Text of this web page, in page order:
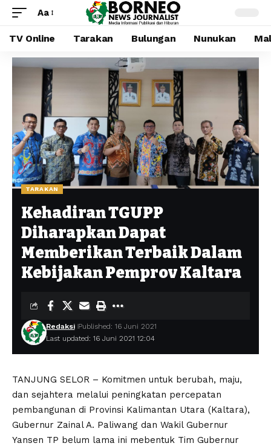
Aa
TV Online Tarakan Bulungan Nunukan
TARAKAN
Kehadiran TGUPP
Diharapkan Dapat
Memberikan Terbaik Dalam
Kebijakan Pemprov Kaltara
Last updated: 16 Juni 2021 12:04
Redaksi Published: 16 Juni 2021
TANJUNG SELOR – Komitmen untuk berubah, maju,
dan sejahtera melalui peningkatan percepatan
pembangunan di Provinsi Kalimantan Utara (Kaltara),
Gubernur Zainal A. Paliwang dan Wakil Gubernur
Yansen TP belum lama ini mebentuk Tim Gubernur